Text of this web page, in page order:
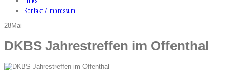
Kontakt / Impressum
28Mai
DKBS Jahrestreffen im Offenthal